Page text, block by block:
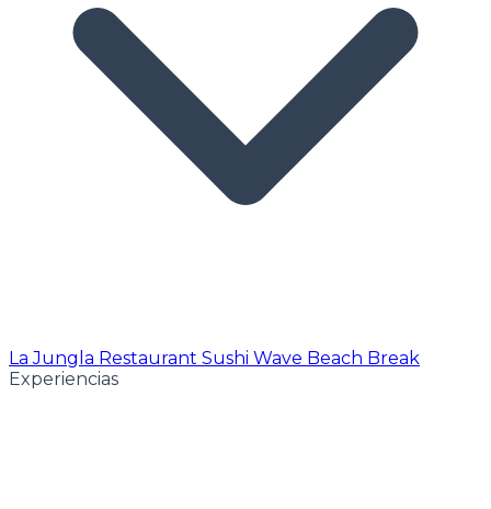
La Jungla Restaurant Sushi Wave Beach Break
Experiencias